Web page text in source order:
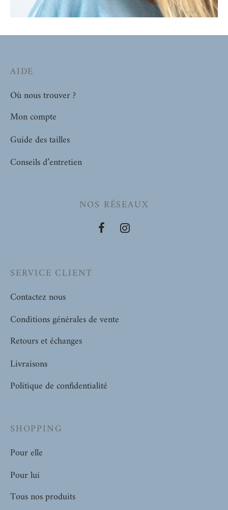
AIDE
Où nous trouver ?
Mon compte
Guide des tailles
Conseils d’entretien
NOS RÉSEAUX
SERVICE CLIENT
Contactez nous
Conditions générales de vente
Retours et échanges
Livraisons
Politique de confidentialité
SHOPPING
Pour elle
Pour lui
Tous nos produits